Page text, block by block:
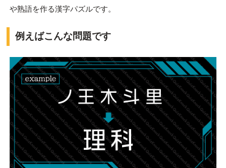
や熟語を作る漢字パズルです。
例えばこんな問題です